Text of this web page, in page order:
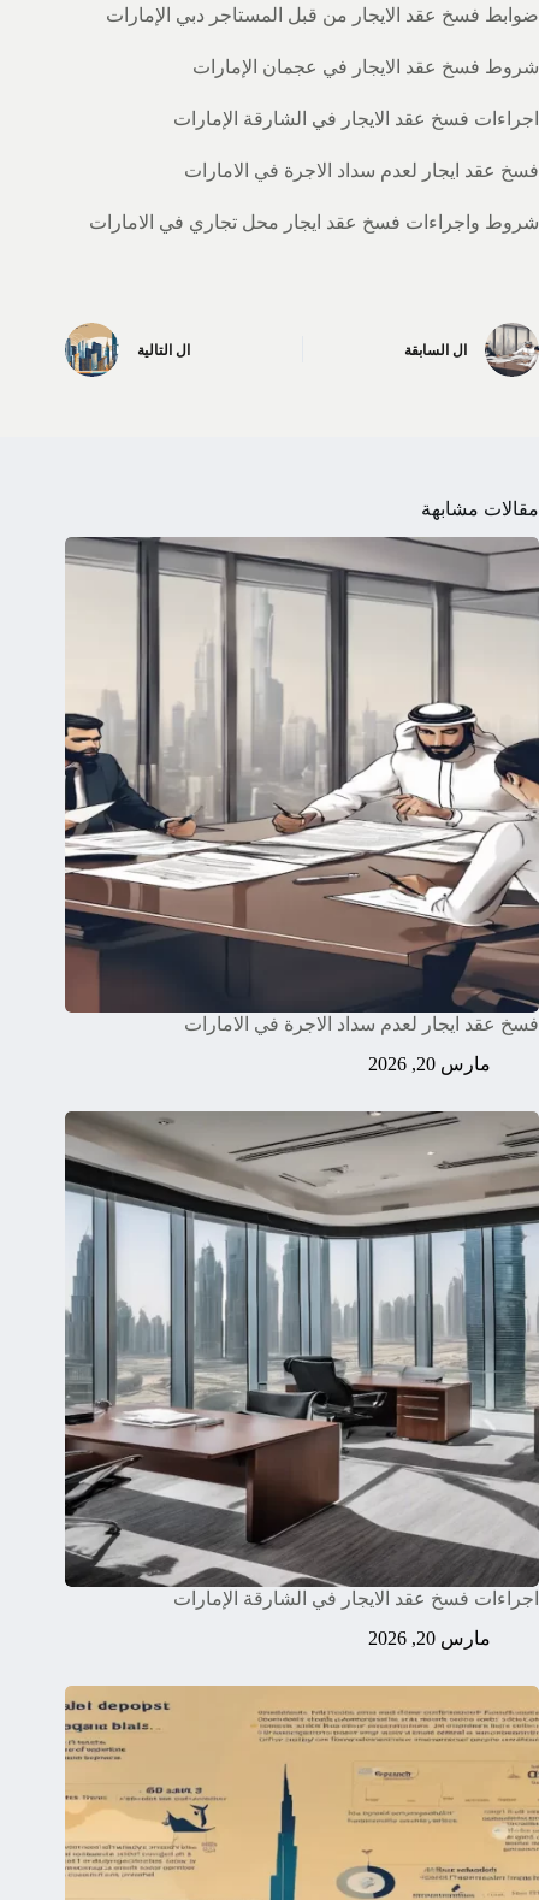
ضوابط فسخ عقد الايجار من قبل المستاجر دبي الإمارات
شروط فسخ عقد الايجار في عجمان الإمارات
اجراءات فسخ عقد الايجار في الشارقة الإمارات
فسخ عقد ايجار لعدم سداد الاجرة في الامارات
شروط واجراءات فسخ عقد ايجار محل تجاري في الامارات
ال السابقة ال التالية
مقالات مشابهة
فسخ عقد ايجار لعدم سداد الاجرة في الامارات
مارس 20, 2026
اجراءات فسخ عقد الايجار في الشارقة الإمارات
مارس 20, 2026